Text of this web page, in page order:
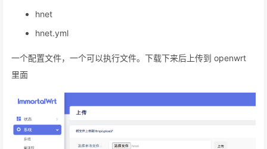
hnet
hnet.yml
一个配置文件，一个可以执行文件。下载下来后上传到 openwrt
里面